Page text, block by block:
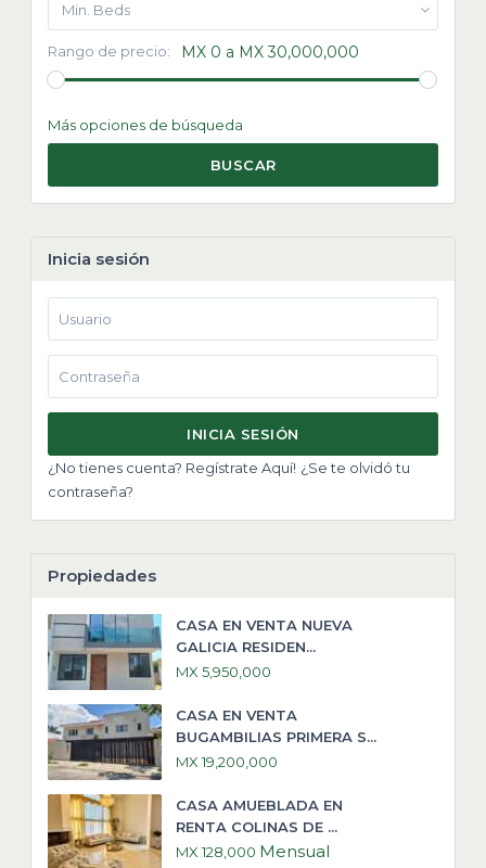
Min. Beds
Rango de precio: MX 0 a MX 30,000,000
Más opciones de búsqueda
BUSCAR
Inicia sesión
INICIA SESIÓN
¿No tienes cuenta? Regístrate Aquí! ¿Se te olvidó tu
contraseña?
Propiedades
CASA EN VENTA NUEVA
GALICIA RESIDEN...
MX 5,950,000
CASA EN VENTA
BUGAMBILIAS PRIMERA S...
MX 19,200,000
CASA AMUEBLADA EN
RENTA COLINAS DE ...
MX 128,000 Mensual